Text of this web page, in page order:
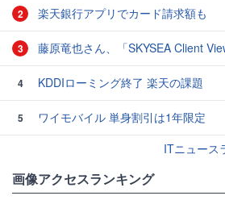
2 楽天銀行アプリでカード請求額も
3 藤原竜也さん、「SKYSEA Client View」新CMで「AI労務改善」をアピール 働
4 KDDIローミング終了 楽天の課題
5
ワイモバイル 単身割引は1年限定
ITニュース
画像アクセスランキング